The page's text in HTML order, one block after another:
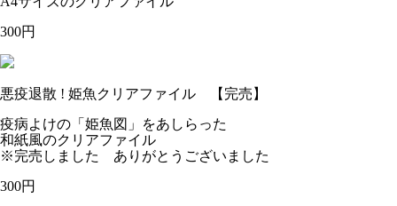
300円
悪疫退散 ! 姫魚クリアファイル 【完売】
疫病よけの「姫魚図」をあしらった
和紙風のクリアファイル
※完売しました ありがとうございました
300円